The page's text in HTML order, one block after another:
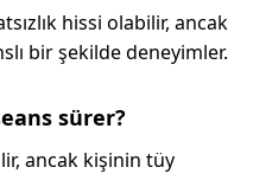
hissi olabilir, ancak
bir şekilde deneyimler.
sürer?
ancak kişinin tüy